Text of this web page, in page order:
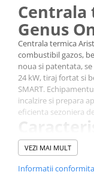
Centrala
Genus
Centrala termica
combustibil gazos,
noua si patentata,
24 kW, tiraj fortat si
SMART.
incalzire si prepara
eficienta sezoniera
Centrala
Genus
VEZI MAI MULT
Informatii